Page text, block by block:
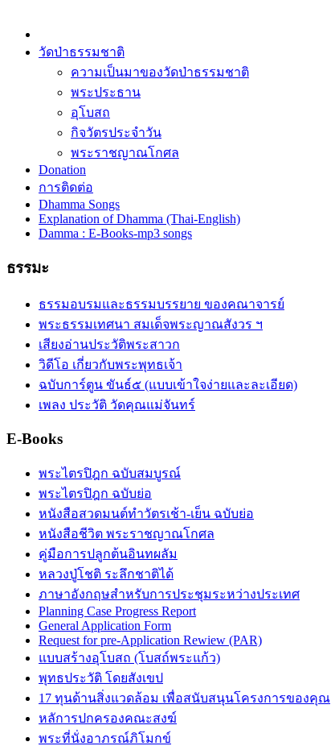
วัดป่าธรรมชาติ
ความเป็นมาของวัดป่าธรรมชาติ
พระประธาน
อุโบสถ
กิจวัตรประจำวัน
พระราชญาณโกศล
Donation
การติดต่อ
Dhamma Songs
Explanation of Dhamma (Thai-English)
Damma : E-Books-mp3 songs
ธรรมะ
ธรรมอบรมและธรรมบรรยาย ของคณาจารย์
พระธรรมเทศนา สมเด็จพระญาณสังวร ฯ
เสียงอ่านประวัติพระสาวก
วิดีโอ เกี่ยวกับพระพุทธเจ้า
ฉบับการ์ตูน ขันธ์๕ (แบบเข้าใจง่ายและละเอียด)
เพลง ประวัติ วัดคุณแม่จันทร์
E-Books
พระไตรปิฎก ฉบับสมบูรณ์
พระไตรปิฎก ฉบับย่อ
หนังสือสวดมนต์ทำวัตรเช้า-เย็น ฉบับย่อ
หนังสือชีวิต พระราชญาณโกศล
คู่มือการปลูกต้นอินทผลัม
หลวงปู่โชติ ระลึกชาติได้
ภาษาอังกฤษสำหรับการประชุมระหว่างประเทศ
Planning Case Progress Report
General Application Form
Request for pre-Application Rewiew (PAR)
แบบสร้างอุโบสถ (โบสถ์พระแก้ว)
พุทธประวัติ โดยสังเขป
17 ทุนด้านสิ่งแวดล้อม เพื่อสนับสนุนโครงการของคุณ
หลัการปกครองคณะสงฆ์
พระที่นั่งอาภรณ์ภิโมกข์